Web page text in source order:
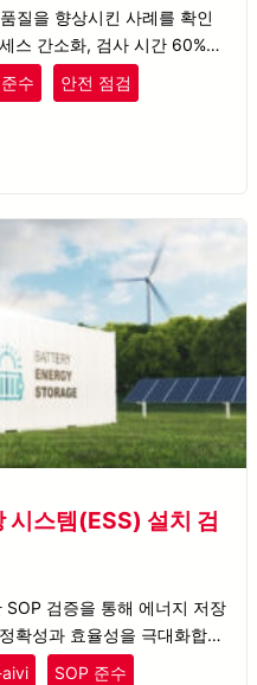
질을 향상시킨 사례를 확인
스 간소화, 검사 시간 60% 단
수 안전 점검
시스템(ESS) 설치 검
검증을 통해 에너지 저장
확성과 효율성을 극대화합니
aivi SOP 준수